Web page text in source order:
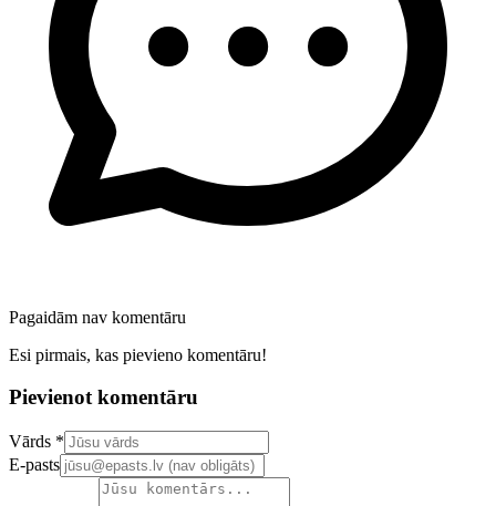
Pagaidām nav komentāru
Esi pirmais, kas pievieno komentāru!
Pievienot komentāru
Confirm your email address
Vārds *
E-pasts